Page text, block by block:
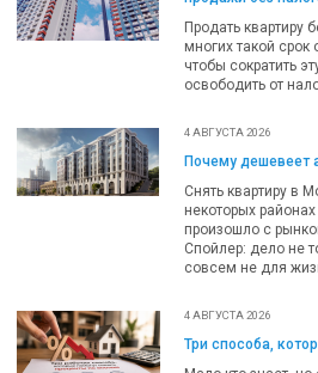
Продать квартиру
многих такой
чтобы сократить
освободить от
4 АВГУСТА 2026
Почему дешевеет
Снять квартиру в
некоторых
произошло с
Спойлер: дело не
совсем не для
4 АВГУСТА 2026
Три способа,